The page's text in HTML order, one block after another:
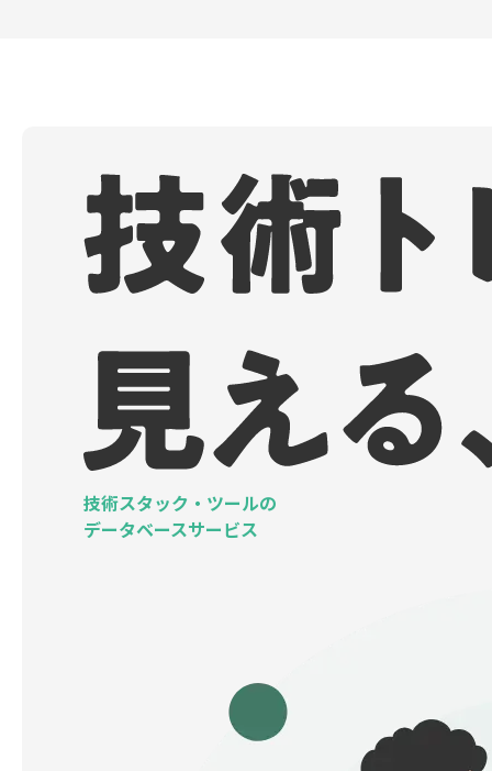
技術スタック・ツールの
データベースサービス